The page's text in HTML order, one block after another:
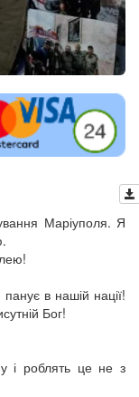
Маріуполя. Я
в нашій нації!
Бог!
і роблять це не з